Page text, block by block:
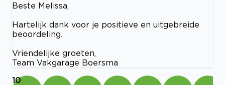
Beste Melissa,
Hartelijk dank voor je positieve en uitgebreide
beoordeling.
Vriendelijke groeten,
Team Vakgarage Boersma
10